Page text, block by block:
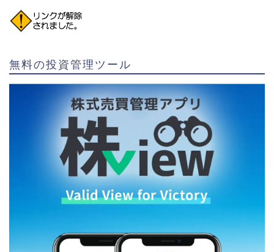
無料の投資管理ツール